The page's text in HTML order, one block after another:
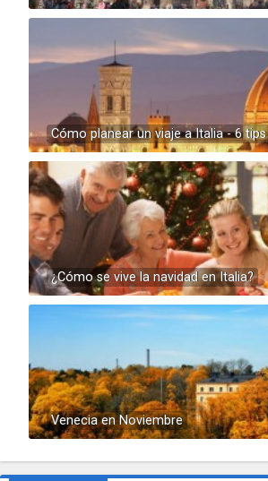
Cómo planear un viaje a Italia - 6 tips
¿Cómo se vive la navidad en Italia?
Venecia en Noviembre